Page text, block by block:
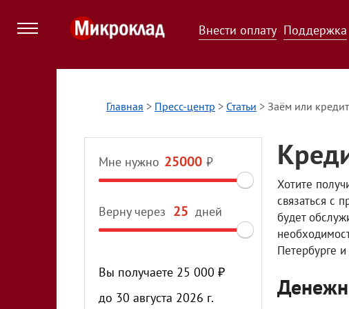
Внести оплату Поддержка
Главная > Пресс-центр > Статьи > Заём или
Мне нужно ₽
Верну через дней
Вы получаете 25 000 ₽
до 30 августа 2026 г.
Хотите
связаться с
будет
Петербурге